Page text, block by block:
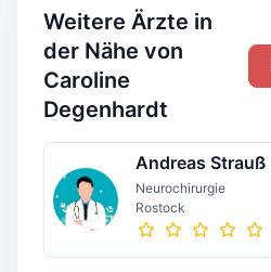
Weitere Ärzte in
der Nähe von
Caroline
Degenhardt
Andreas Strauß
Neurochirurgie
Rostock